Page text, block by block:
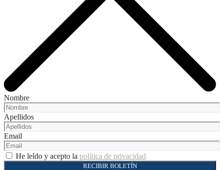
Nombre
Apellidos
Email
He leído y acepto la política de privacidad
RECIBIR BOLETÍN